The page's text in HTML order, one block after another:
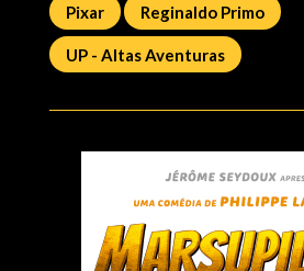
Pixar Reginaldo Primo
UP - Altas Aventuras